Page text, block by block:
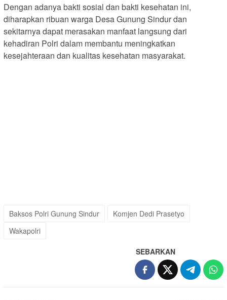
Dengan adanya bakti sosial dan bakti kesehatan ini,
diharapkan ribuan warga Desa Gunung Sindur dan
sekitarnya dapat merasakan manfaat langsung dari
kehadiran Polri dalam membantu meningkatkan
kesejahteraan dan kualitas kesehatan masyarakat.
Baksos Polri Gunung Sindur
Komjen Dedi Prasetyo
Wakapolri
SEBARKAN